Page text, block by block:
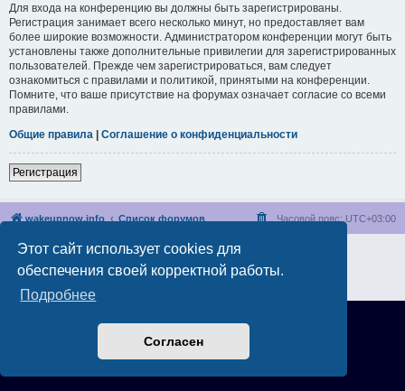
Этот сайт использует cookies для
обеспечения своей корректной работы.
Подробнее
Согласен
Для входа на конференцию вы должны быть зарегистрированы.
Регистрация занимает всего несколько минут, но предоставляет вам
более широкие возможности. Администратором конференции могут быть
установлены также дополнительные привилегии для зарегистрированных
пользователей. Прежде чем зарегистрироваться, вам следует
ознакомиться с правилами и политикой, принятыми на конференции.
Помните, что ваше присутствие на форумах означает согласие со всеми
правилами.
Общие правила | Соглашение о конфиденциальности
Регистрация
wakeupnow.info Список форумов Часовой пояс: UTC+03:00
Создано на основе phpBB® Forum Software © phpBB Limited
Русская поддержка phpBB